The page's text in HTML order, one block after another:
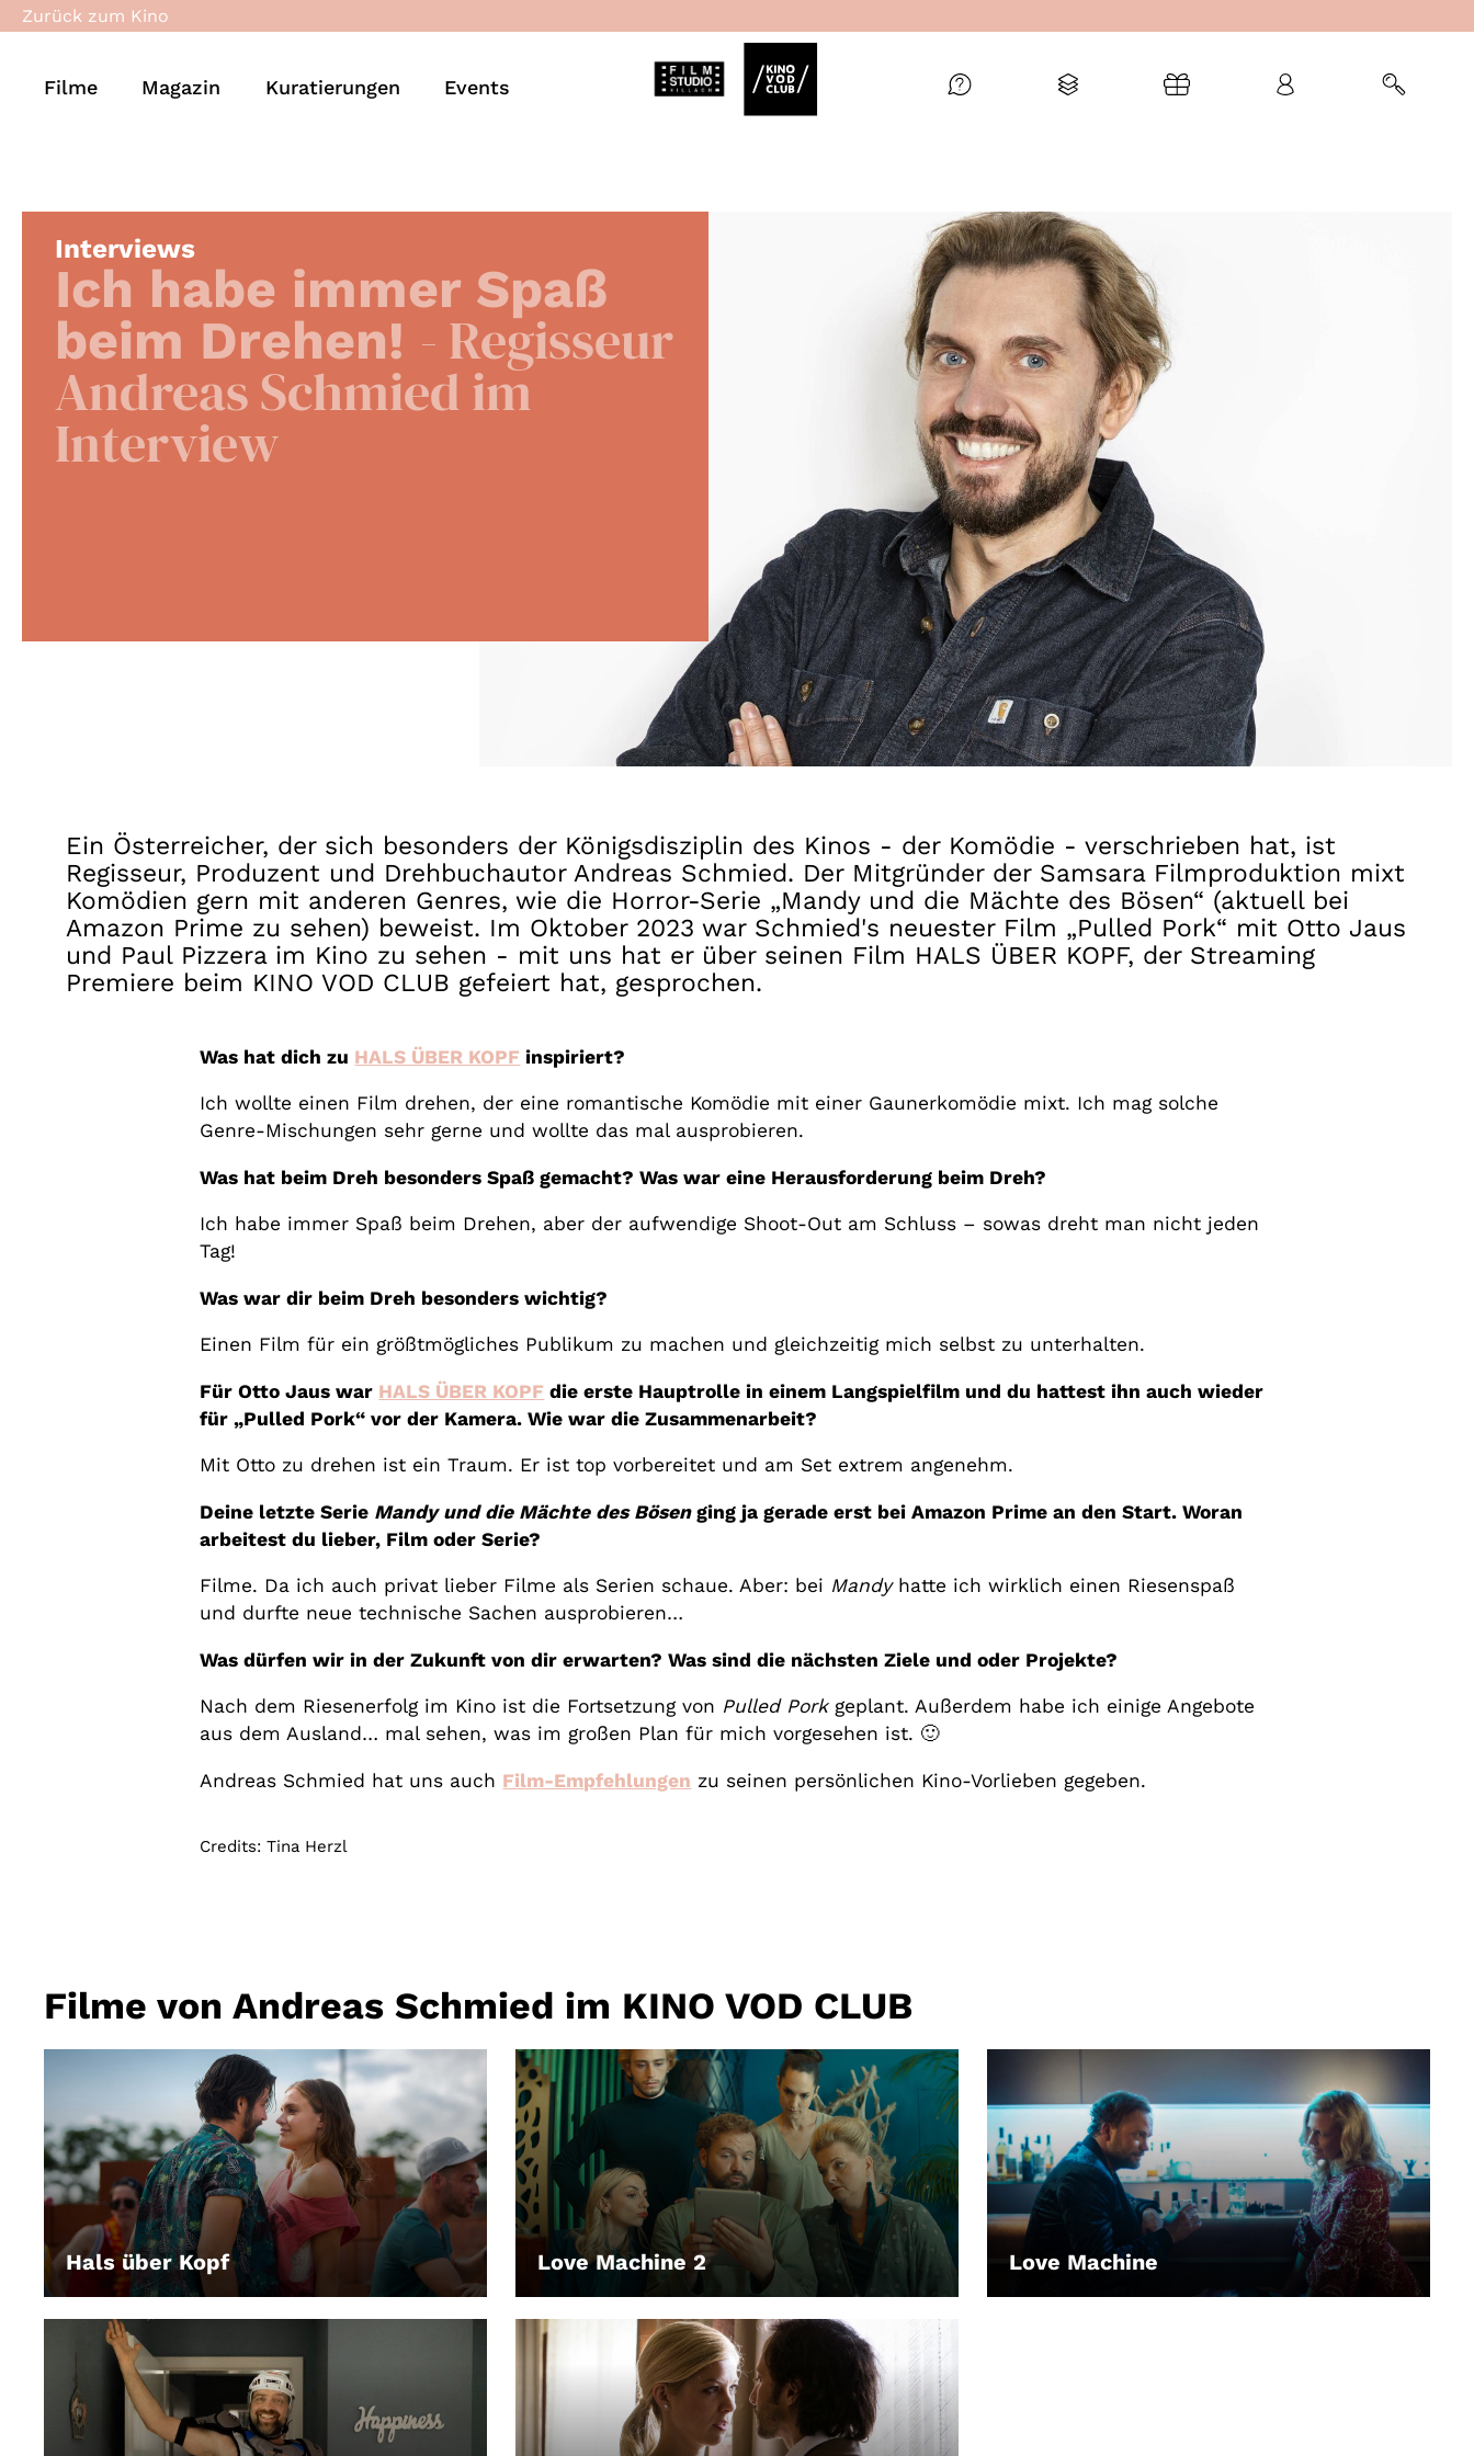
Events
& Filmpässe
Suche
Zurück zum Kino
Filme Magazin Kuratierungen Events
Interviews
Ich habe immer Spaß
beim Drehen! - Regisseur
Andreas Schmied im
Interview
Ein Österreicher, der sich besonders der Königsdisziplin des Kinos - der Komödie - verschrieben hat, ist
Regisseur, Produzent und Drehbuchautor Andreas Schmied. Der Mitgründer der Samsara Filmproduktion mixt
Komödien gern mit anderen Genres, wie die Horror-Serie „Mandy und die Mächte des Bösen“ (aktuell bei
Amazon Prime zu sehen) beweist. Im Oktober 2023 war Schmied's neuester Film „Pulled Pork“ mit Otto Jaus
und Paul Pizzera im Kino zu sehen - mit uns hat er über seinen Film HALS ÜBER KOPF, der Streaming
Premiere beim KINO VOD CLUB gefeiert hat, gesprochen.
Was hat dich zu HALS ÜBER KOPF inspiriert?
Ich wollte einen Film drehen, der eine romantische Komödie mit einer Gaunerkomödie mixt. Ich mag solche
Genre-Mischungen sehr gerne und wollte das mal ausprobieren.
Was hat beim Dreh besonders Spaß gemacht? Was war eine Herausforderung beim Dreh?
Ich habe immer Spaß beim Drehen, aber der aufwendige Shoot-Out am Schluss – sowas dreht man nicht jeden
Tag!
Was war dir beim Dreh besonders wichtig?
Einen Film für ein größtmögliches Publikum zu machen und gleichzeitig mich selbst zu unterhalten.
Für Otto Jaus war HALS ÜBER KOPF die erste Hauptrolle in einem Langspielfilm und du hattest ihn auch wieder
für „Pulled Pork“ vor der Kamera. Wie war die Zusammenarbeit?
Mit Otto zu drehen ist ein Traum. Er ist top vorbereitet und am Set extrem angenehm.
Deine letzte Serie Mandy und die Mächte des Bösenging ja gerade erst bei Amazon Prime an den Start. Woran
arbeitest du lieber, Film oder Serie?
Filme. Da ich auch privat lieber Filme als Serien schaue. Aber: bei Mandyhatte ich wirklich einen Riesenspaß
und durfte neue technische Sachen ausprobieren…
Was dürfen wir in der Zukunft von dir erwarten? Was sind die nächsten Ziele und oder Projekte?
Nach dem Riesenerfolg im Kino ist die Fortsetzung von Pulled Porkgeplant. Außerdem habe ich einige Angebote
aus dem Ausland… mal sehen, was im großen Plan für mich vorgesehen ist. 🙂
Andreas Schmied hat uns auch Film-Empfehlungen zu seinen persönlichen Kino-Vorlieben gegeben.
Credits: Tina Herzl
Filme von Andreas Schmied im KINO VOD CLUB
Hals über Kopf
LEIHEN Love Machine 2
LEIHEN Love Machine
LEIHEN